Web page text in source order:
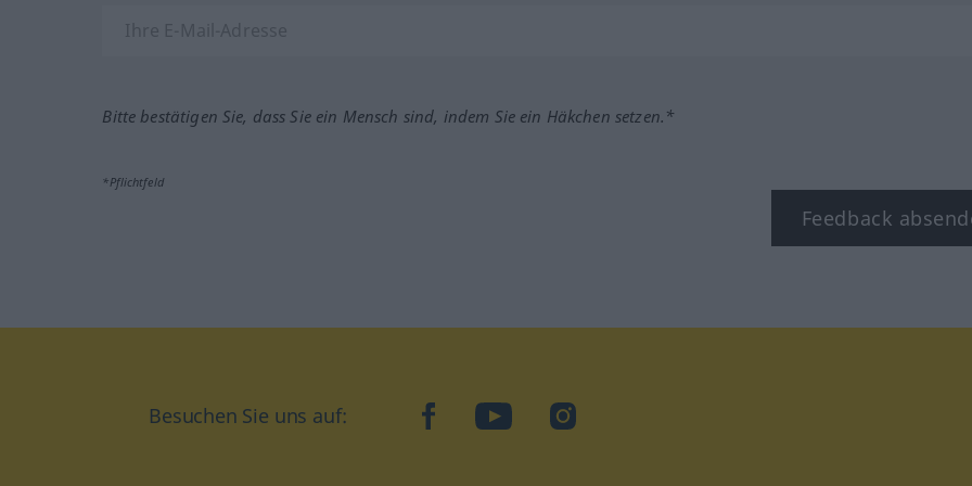
Bitte bestätigen Sie, dass Sie ein Mensch sind, indem Sie ein Häkchen setzen.*
*Pflichtfeld
Feedback
Besuchen Sie uns auf: facebookYouTubeInstagram